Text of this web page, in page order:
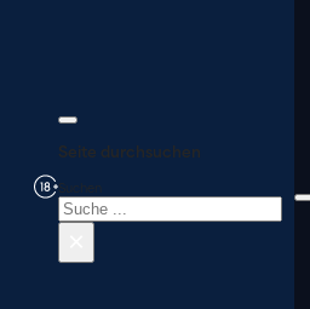
Seite durchsuchen